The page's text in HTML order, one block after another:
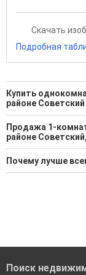
Скачать
Подробная
Купить
районе
Поможем
в районе
32 актуальных
Продажа 1-
районе
Минимальная
000 Р; Средняя:
Почему лучше
Поиск